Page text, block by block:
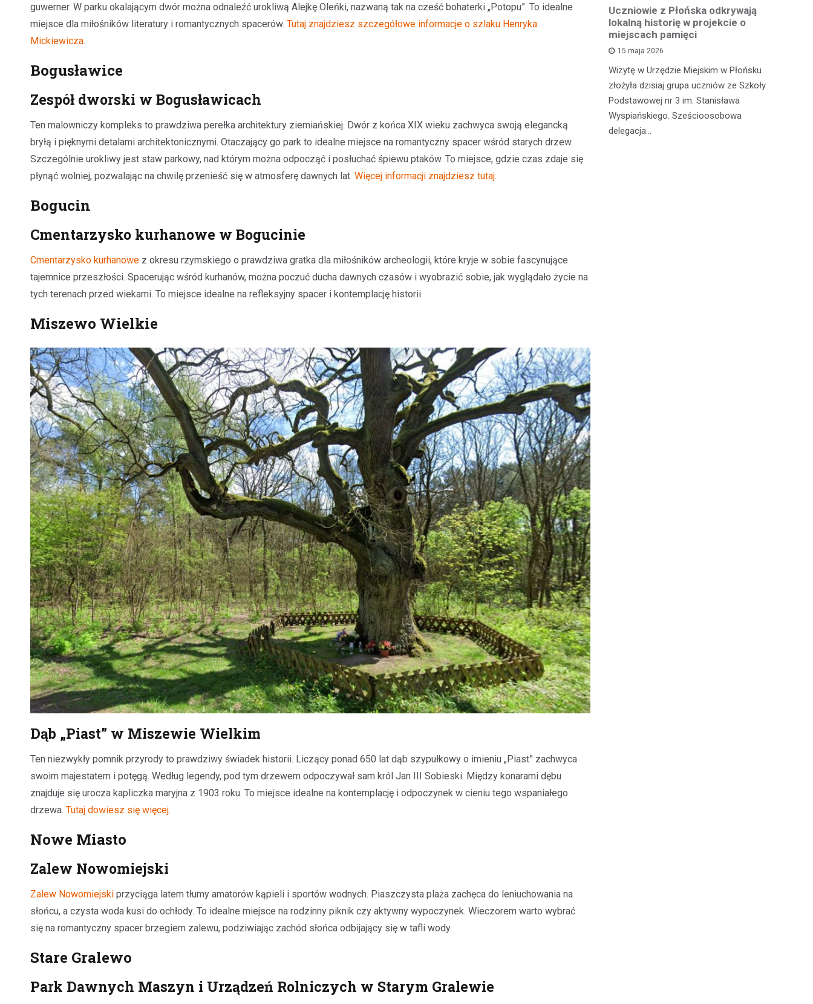
guwerner. W parku okalającym dwór można odnaleźć urokliwą Alejkę Oleńki, nazwaną tak na cześć bohaterki „Potopu”. To idealne
miejsce dla miłośników literatury i romantycznych spacerów. Tutaj znajdziesz szczegółowe informacje o szlaku Henryka
Mickiewicza.
Bogusławice
Zespół dworski w Bogusławicach
Ten malowniczy kompleks to prawdziwa perełka architektury ziemiańskiej. Dwór z końca XIX wieku zachwyca swoją elegancką
bryłą i pięknymi detalami architektonicznymi. Otaczający go park to idealne miejsce na romantyczny spacer wśród starych drzew.
Szczególnie urokliwy jest staw parkowy, nad którym można odpocząć i posłuchać śpiewu ptaków. To miejsce, gdzie czas zdaje się
płynąć wolniej, pozwalając na chwilę przenieść się w atmosferę dawnych lat. Więcej informacji znajdziesz tutaj.
Bogucin
Cmentarzysko kurhanowe w Bogucinie
Cmentarzysko kurhanowe z okresu rzymskiego o prawdziwa gratka dla miłośników archeologii, które kryje w sobie fascynujące
tajemnice przeszłości. Spacerując wśród kurhanów, można poczuć ducha dawnych czasów i wyobrazić sobie, jak wyglądało życie na
tych terenach przed wiekami. To miejsce idealne na refleksyjny spacer i kontemplację historii.
Miszewo Wielkie
Dąb „Piast” w Miszewie Wielkim
Ten niezwykły pomnik przyrody to prawdziwy świadek historii. Liczący ponad 650 lat dąb szypułkowy o imieniu „Piast” zachwyca
swoim majestatem i potęgą. Według legendy, pod tym drzewem odpoczywał sam król Jan III Sobieski. Między konarami dębu
znajduje się urocza kapliczka maryjna z 1903 roku. To miejsce idealne na kontemplację i odpoczynek w cieniu tego wspaniałego
drzewa. Tutaj dowiesz się więcej.
Nowe Miasto
Zalew Nowomiejski
Zalew Nowomiejski przyciąga latem tłumy amatorów kąpieli i sportów wodnych. Piaszczysta plaża zachęca do leniuchowania na
słońcu, a czysta woda kusi do ochłody. To idealne miejsce na rodzinny piknik czy aktywny wypoczynek. Wieczorem warto wybrać
się na romantyczny spacer brzegiem zalewu, podziwiając zachód słońca odbijający się w tafli wody.
Stare Gralewo
Park Dawnych Maszyn i Urządzeń Rolniczych w Starym Gralewie
Odnowienie historycznego pomnika
w Gralewie
Uczniowie z Płońska odkrywają
lokalną historię w projekcie o
miejscach pamięci
15 maja 2026
Wizytę w Urzędzie Miejskim w Płońsku
złożyła dzisiaj grupa uczniów ze Szkoły
Podstawowej nr 3 im. Stanisława
Wyspiańskiego. Sześcioosobowa
delegacja…